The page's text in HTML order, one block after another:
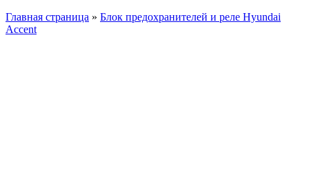
Главная страница » Блок предохранителей и реле Hyundai
Accent